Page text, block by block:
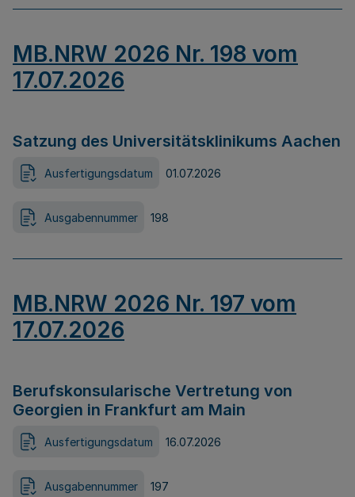
MB.NRW 2026 Nr. 198 vom
17.07.2026
Satzung des Universitätsklinikums Aachen
Ausfertigungsdatum 01.07.2026
Ausgabennummer 198
MB.NRW 2026 Nr. 197 vom
17.07.2026
Berufskonsularische Vertretung von
Georgien in Frankfurt am Main
Ausfertigungsdatum 16.07.2026
Ausgabennummer 197